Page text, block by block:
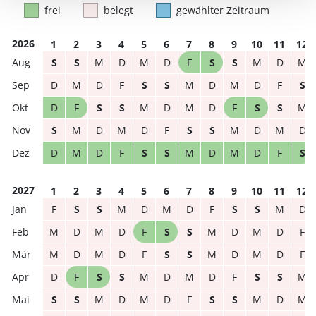
frei belegt gewählter Zeitraum
2026 1 2 3 4 5 6 7 8 9 10 11
12
S
S M D M D F S S M D
M
D
M D F S S M D M D F
S
D
F S S M D M D F S S
M
S
M D M D F S S M D M
D
D
M D F S S M D M D F S
2027 1 2 3 4 5 6 7 8 9 10 11
12
F
S S M D M D F S S M
D
M
D M D F S S M D M D
F
M
D M D F S S M D M D
F
D
F S S M D M D F S S
M
S
S M D M D F S S M D
M